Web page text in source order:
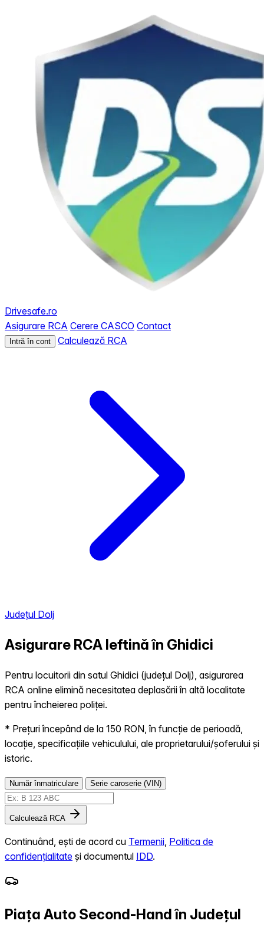
Drivesafe.ro
Asigurare RCA Cerere CASCO Contact
Intră în cont Calculează RCA
Județul Dolj
Asigurare RCA Ieftină în Ghidici
Pentru locuitorii din satul Ghidici (județul Dolj), asigurarea
RCA online elimină necesitatea deplasării în altă localitate
pentru încheierea poliței.
* Prețuri începând de la 150 RON, în funcție de perioadă,
locație, specificațiile vehiculului, ale proprietarului/șoferului și
istoric.
Număr înmatriculare Serie caroserie (VIN)
Calculează RCA
Continuând, ești de acord cu Termenii Politica de
confidențialitate și documentul IDD.
Piața Auto Second-Hand în Județul